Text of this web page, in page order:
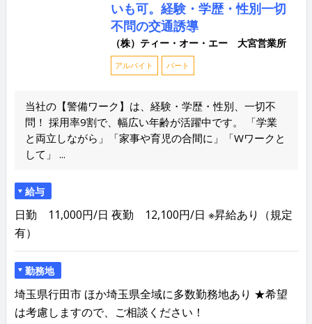
いも可。経験・学歴・性別一切
不問の交通誘導
（株）ティー・オー・エー 大宮営業所
アルバイト パート
当社の【警備ワーク】は、経験・学歴・性別、一切不
問！ 採用率9割で、幅広い年齢が活躍中です。 「学業
と両立しながら」「家事や育児の合間に」「Wワークと
して」 ...
給与
日勤 11,000円/日 夜勤 12,100円/日 ※昇給あり（規定
有）
勤務地
埼玉県行田市 ほか埼玉県全域に多数勤務地あり ★希望
は考慮しますので、ご相談ください！